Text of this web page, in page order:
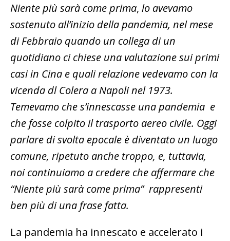
Niente più sarà come prima, lo avevamo
sostenuto all’inizio della pandemia, nel mese
di Febbraio quando un collega di un
quotidiano ci chiese una valutazione sui primi
casi in Cina e quali relazione vedevamo con la
vicenda dl Colera a Napoli nel 1973.
Temevamo che s’innescasse una pandemia e
che fosse colpito il trasporto aereo civile. Oggi
parlare di svolta epocale è diventato un luogo
comune, ripetuto anche troppo, e, tuttavia,
noi continuiamo a credere che affermare che
“Niente più sarà come prima” rappresenti
ben più di una frase fatta.
La pandemia ha innescato e accelerato i